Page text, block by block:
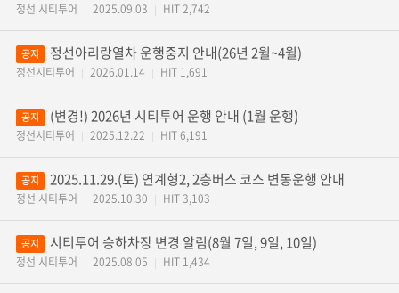
정선 시티투어 2025.09.03 HIT 2,742
공지 정선아리랑열차 운행중지 안내(26년 2월~4월)
정선시티투어 2026.01.14 HIT 1,691
공지 (변경!) 2026년 시티투어 운행 안내 (1월 운행)
정선시티투어 2025.12.22 HIT 6,191
공지 2025.11.29.(토) 연계형2, 2층버스 코스 변동운행 안내
정선 시티투어 2025.10.30 HIT 3,103
공지 시티투어 승하차장 변경 알림(8월 7일, 9일, 10일)
정선 시티투어 2025.08.05 HIT 1,434